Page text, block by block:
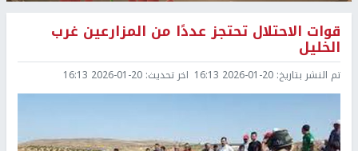
قوات الاحتلال تحتجز عددًا من المزارعين غرب
الخليل
تم النشر بتاريخ: 2026-01-20 16:13 اخر تحديث: 2026-01-20 16:13